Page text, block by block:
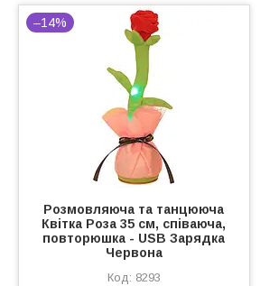
–14%
Розмовляюча та танцююча
Квітка Роза 35 см, співаюча,
повторюшка - USB Зарядка
Червона
8293